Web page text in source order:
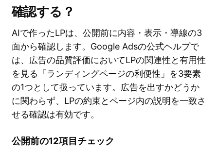
確認する？
AIで作ったLPは、公開前に内容・表示・導線の3
面から確認します。Google Adsの公式ヘルプで
は、広告の品質評価においてLPの関連性と有用性
を見る「ランディングページの利便性」を3要素
の1つとして扱っています。広告を出すかどうか
に関わらず、LPの約束とページ内の説明を一致さ
せる確認は有効です。
公開前の12項目チェック